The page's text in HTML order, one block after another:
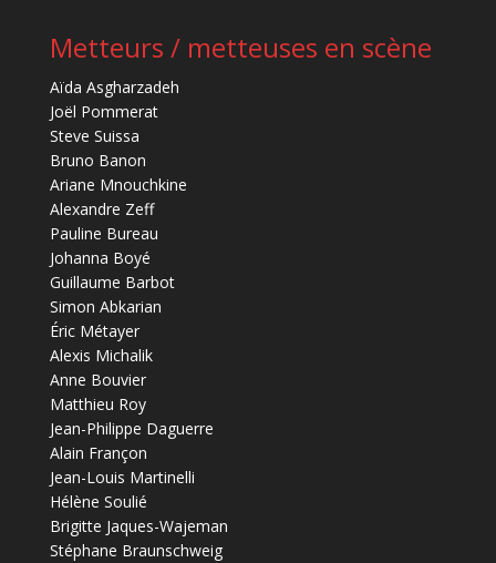
Metteurs / metteuses en scène
Aïda Asgharzadeh
Joël Pommerat
Steve Suissa
Bruno Banon
Ariane Mnouchkine
Alexandre Zeff
Pauline Bureau
Johanna Boyé
Guillaume Barbot
Simon Abkarian
Éric Métayer
Alexis Michalik
Anne Bouvier
Matthieu Roy
Jean-Philippe Daguerre
Alain Françon
Jean-Louis Martinelli
Hélène Soulié
Brigitte Jaques-Wajeman
Stéphane Braunschweig